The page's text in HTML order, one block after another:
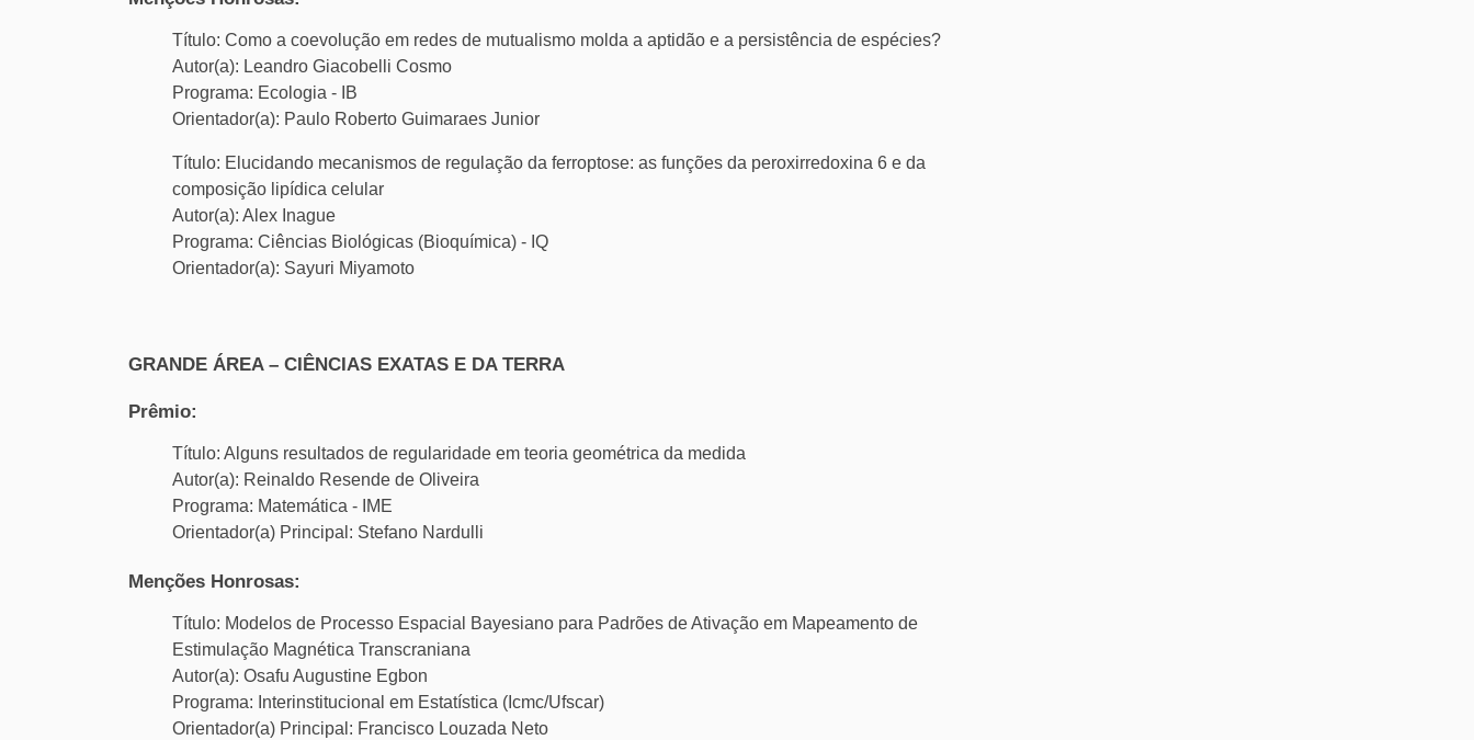
Título: Como a coevolução em redes de mutualismo molda a aptidão e a persistência de espécies?
Autor(a): Leandro Giacobelli Cosmo
Programa: Ecologia - IB
Orientador(a): Paulo Roberto Guimaraes Junior
Título: Elucidando mecanismos de regulação da ferroptose: as funções da peroxirredoxina 6 e da
composição lipídica celular
Autor(a): Alex Inague
Programa: Ciências Biológicas (Bioquímica) - IQ
Orientador(a): Sayuri Miyamoto
GRANDE ÁREA – CIÊNCIAS EXATAS E DA TERRA
Prêmio:
Título: Alguns resultados de regularidade em teoria geométrica da medida
Autor(a): Reinaldo Resende de Oliveira
Programa: Matemática - IME
Orientador(a) Principal: Stefano Nardulli
Menções Honrosas:
Título: Modelos de Processo Espacial Bayesiano para Padrões de Ativação em Mapeamento de
Estimulação Magnética Transcraniana
Autor(a): Osafu Augustine Egbon
Programa: Interinstitucional em Estatística (Icmc/Ufscar)
Orientador(a) Principal: Francisco Louzada Neto